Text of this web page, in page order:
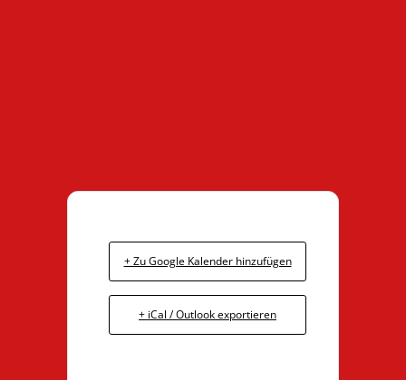
+ Zu Google Kalender hinzufügen
+ iCal / Outlook exportieren